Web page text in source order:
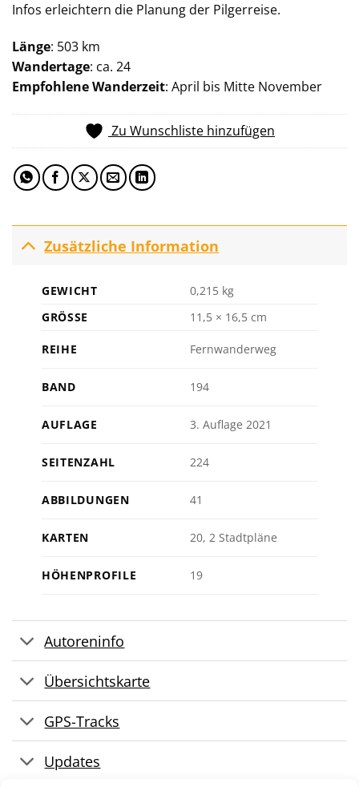
Infos erleichtern die Planung der Pilgerreise.
Länge: 503 km
Wandertage: ca. 24
Empfohlene Wanderzeit: April bis Mitte November
Zu Wunschliste hinzufügen
Zusätzliche Information
GEWICHT
0,215 kg
GRÖSSE
11,5 × 16,5 cm
REIHE Fernwanderweg
BAND 194
AUFLAGE 3. Auflage 2021
SEITENZAHL 224
ABBILDUNGEN 41
KARTEN 20, 2 Stadtpläne
HÖHENPROFILE 19
Autoreninfo
Übersichtskarte
GPS-Tracks
Updates